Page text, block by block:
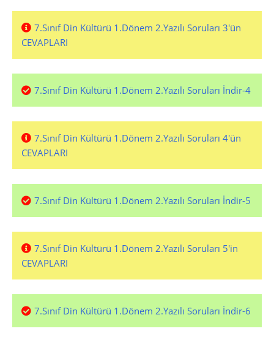
7.Sınıf Din Kültürü 1.Dönem 2.Yazılı Soruları 3'ün
CEVAPLARI
7.Sınıf Din Kültürü 1.Dönem 2.Yazılı Soruları İndir-4
7.Sınıf Din Kültürü 1.Dönem 2.Yazılı Soruları 4'ün
CEVAPLARI
7.Sınıf Din Kültürü 1.Dönem 2.Yazılı Soruları İndir-5
7.Sınıf Din Kültürü 1.Dönem 2.Yazılı Soruları 5'in
CEVAPLARI
7.Sınıf Din Kültürü 1.Dönem 2.Yazılı Soruları İndir-6